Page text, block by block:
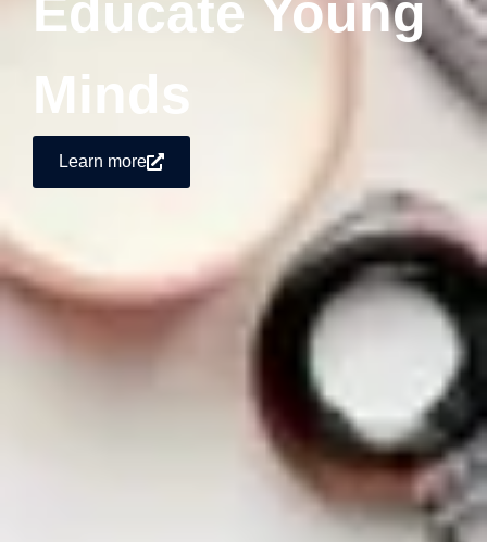
Educate Young
Minds
Learn more